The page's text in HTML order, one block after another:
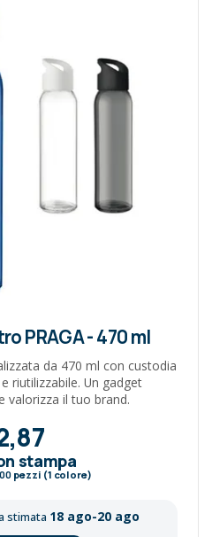
PRAGA - 470 ml
da 470 ml con custodia
riutilizzabile. Un gadget
valorizza il tuo brand.
stampa
pezzi (1 colore)
stimata 18 ago-20 ago